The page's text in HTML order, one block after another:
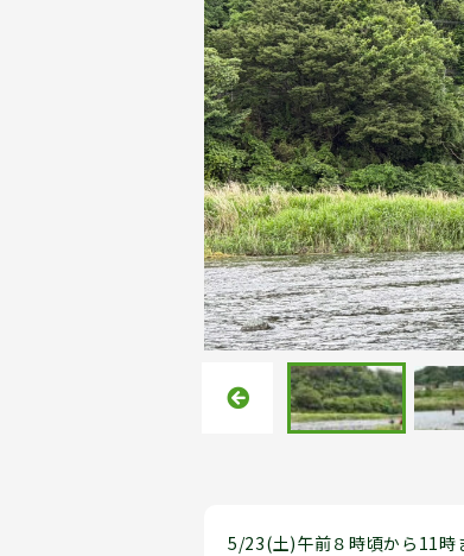
5/23(土)午前８時頃から11時